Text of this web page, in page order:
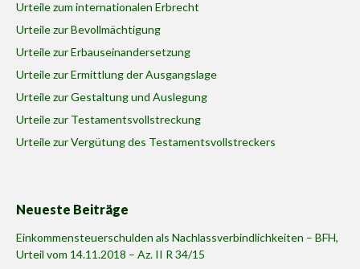
Urteile zum internationalen Erbrecht
Urteile zur Bevollmächtigung
Urteile zur Erbauseinandersetzung
Urteile zur Ermittlung der Ausgangslage
Urteile zur Gestaltung und Auslegung
Urteile zur Testamentsvollstreckung
Urteile zur Vergütung des Testamentsvollstreckers
Neueste Beiträge
Einkommensteuerschulden als Nachlassverbindlichkeiten – BFH,
Urteil vom 14.11.2018 – Az. II R 34/15